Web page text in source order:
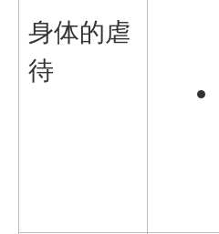
身体的虐
待